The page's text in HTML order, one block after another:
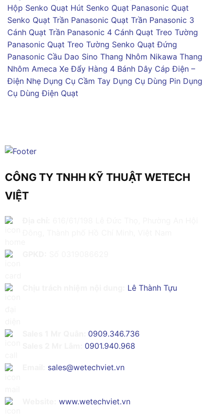
Hộp Senko Quạt Hút Senko Quạt Panasonic Quạt
Senko Quạt Trần Panasonic Quạt Trần Panasonic 3
Cánh Quạt Trần Panasonic 4 Cánh Quạt Treo Tường
Panasonic Quạt Treo Tường Senko Quạt Đứng
Panasonic Cầu Dao Sino Thang Nhôm Nikawa Thang
Nhôm Ameca Xe Đẩy Hàng 4 Bánh Dây Cáp Điện –
Điện Nhẹ Dụng Cụ Cầm Tay Dụng Cụ Dùng Pin Dụng
Cụ Dùng Điện Quạt
CÔNG TY TNHH KỸ THUẬT WETECH
VIỆT
Lê Thành Tựu
0909.346.736
0901.940.968
sales@wetechviet.vn
www.wetechviet.vn